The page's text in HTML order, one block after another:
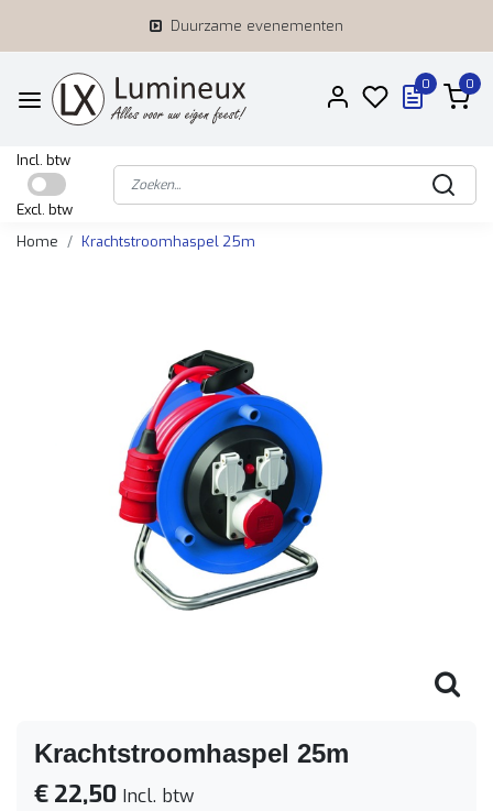
Duurzame evenementen
0 0
Incl. btw
Excl. btw
Home
Krachtstroomhaspel 25m
Krachtstroomhaspel 25m
€ 22,50 Incl. btw